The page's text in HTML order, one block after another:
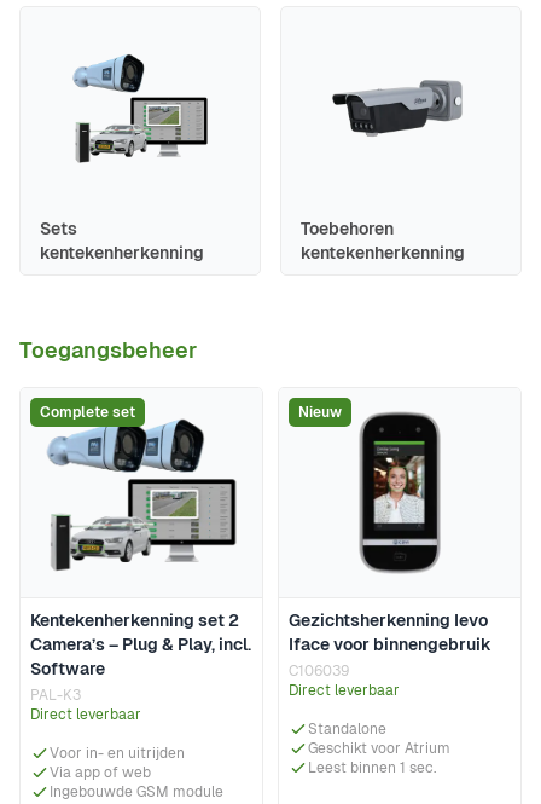
Sets
kentekenherkenning
Toebehoren
kentekenherkenning
Toegangsbeheer
Kentekenherkenning set 2
Camera’s – Plug & Play, incl.
Software
PAL-K3
Direct leverbaar
Voor in- en uitrijden
Via app of web
Ingebouwde GSM module
Complete set
Gezichtsherkenning Ievo
Iface voor binnengebruik
C106039
Direct leverbaar
Standalone
Geschikt voor Atrium
Leest binnen 1 sec.
Nieuw